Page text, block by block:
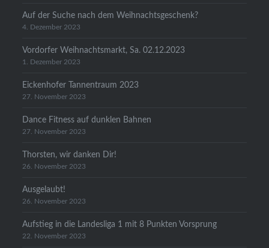
Auf der Suche nach dem Weihnachtsgeschenk?
4. Dezember 2023
Vordorfer Weihnachtsmarkt, Sa. 02.12.2023
1. Dezember 2023
Eickenhofer Tannentraum 2023
27. November 2023
Dance Fitness auf dunklen Bahnen
27. November 2023
Thorsten, wir danken Dir!
26. November 2023
Ausgelaubt!
26. November 2023
Aufstieg in die Landesliga 1 mit 8 Punkten Vorsprung
22. November 2023